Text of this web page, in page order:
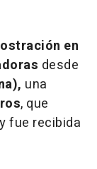
en
desde
), una
, que
y fue recibida